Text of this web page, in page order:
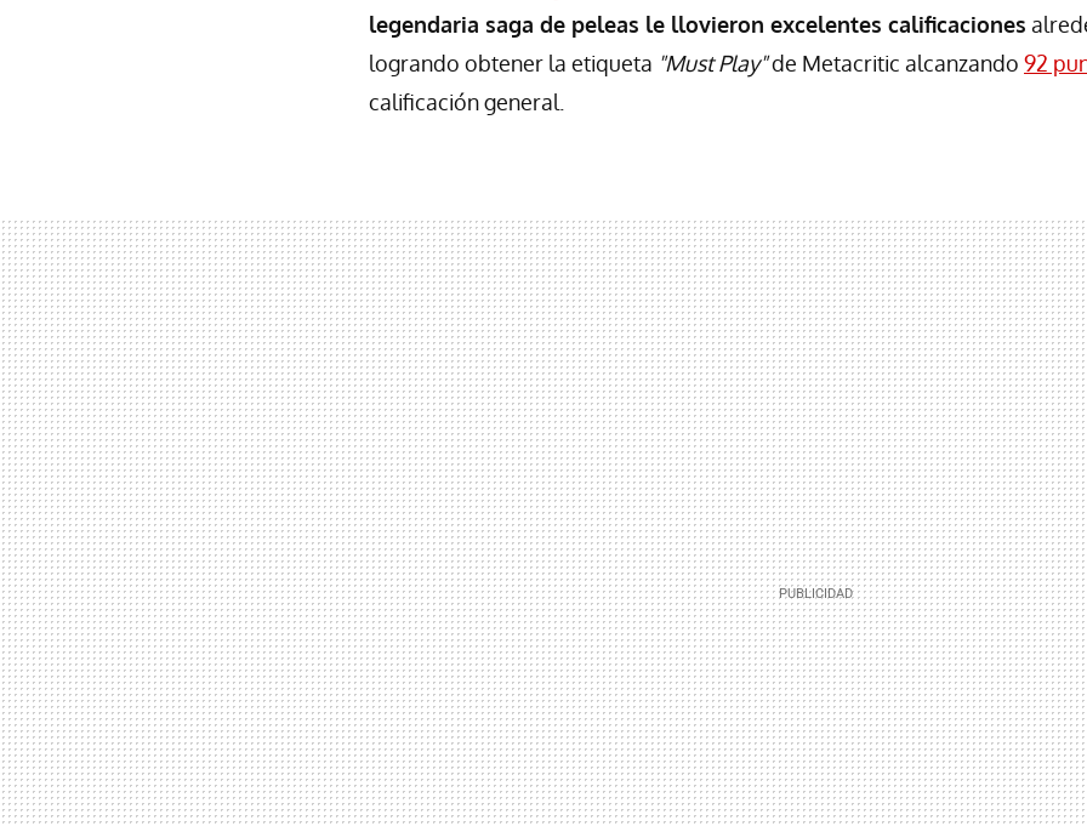
legendaria saga de peleas le llovieron excelentes calificaciones
logrando obtener la etiqueta "Must Play"de Metacritic alcanzando 92
calificación general.